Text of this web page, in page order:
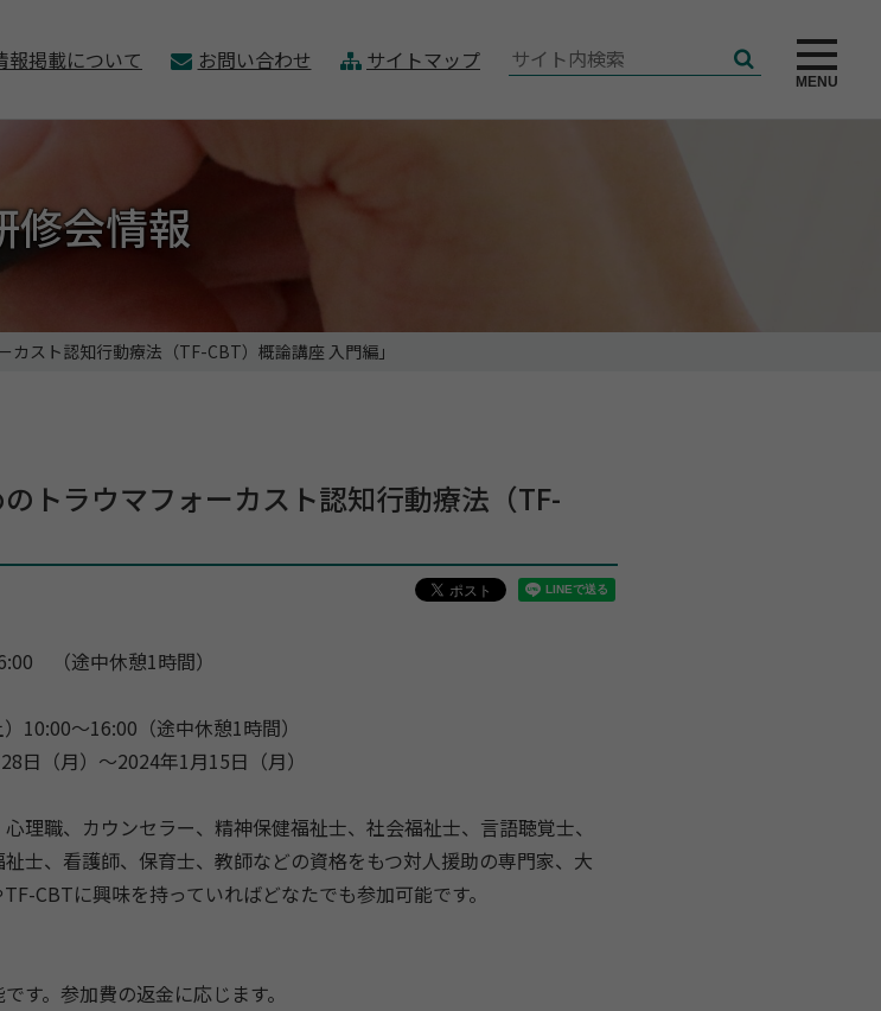
報掲載について
お問い合わせ サイトマップ
サ
イ
ト
MENU
修会情報
スト認知行動療法（TF-CBT）概論講座 入門編」
トラウマフォーカスト認知行動療法（TF-
（途中休憩1時間）
10:00～16:00（途中休憩1時間）
日（月）～2024年1月15日（月）
理職、カウンセラー、精神保健福祉士、社会福祉士、言語聴覚士、
士、看護師、保育士、教師などの資格をもつ対人援助の専門家、大
CBTに興味を持っていればどなたでも参加可能です。
す。参加費の返金に応じます。